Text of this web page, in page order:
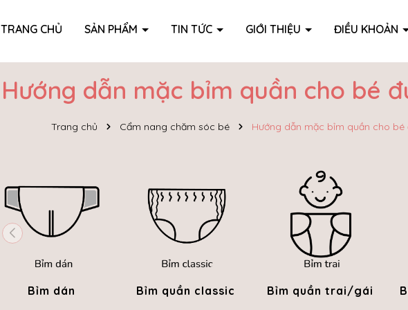
TRANG CHỦ SẢN PHẨM TIN TỨC GIỚI THIỆU ĐIỀU KHOẢN
Hướng dẫn mặc bỉm quần cho bé
Trang chủ Cẩm nang chăm sóc bé Hướng dẫn mặc bỉm quần cho bé
Bỉm dán Bỉm quần classic Bỉm quần trai/gái